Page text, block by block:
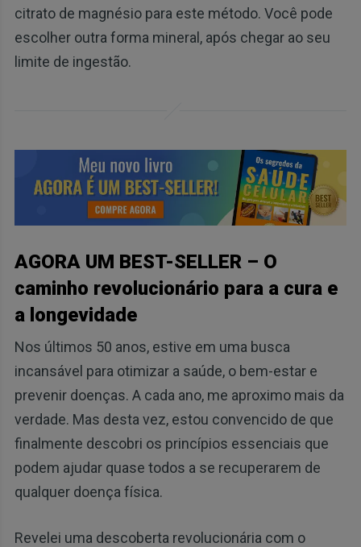
citrato de magnésio para este método. Você pode
escolher outra forma mineral, após chegar ao seu
limite de ingestão.
AGORA UM BEST-SELLER – O
caminho revolucionário para a cura e
a longevidade
Nos últimos 50 anos, estive em uma busca
incansável para otimizar a saúde, o bem-estar e
prevenir doenças. A cada ano, me aproximo mais da
verdade. Mas desta vez, estou convencido de que
finalmente descobri os princípios essenciais que
podem ajudar quase todos a se recuperarem de
qualquer doença física.
Revelei uma descoberta revolucionária com o